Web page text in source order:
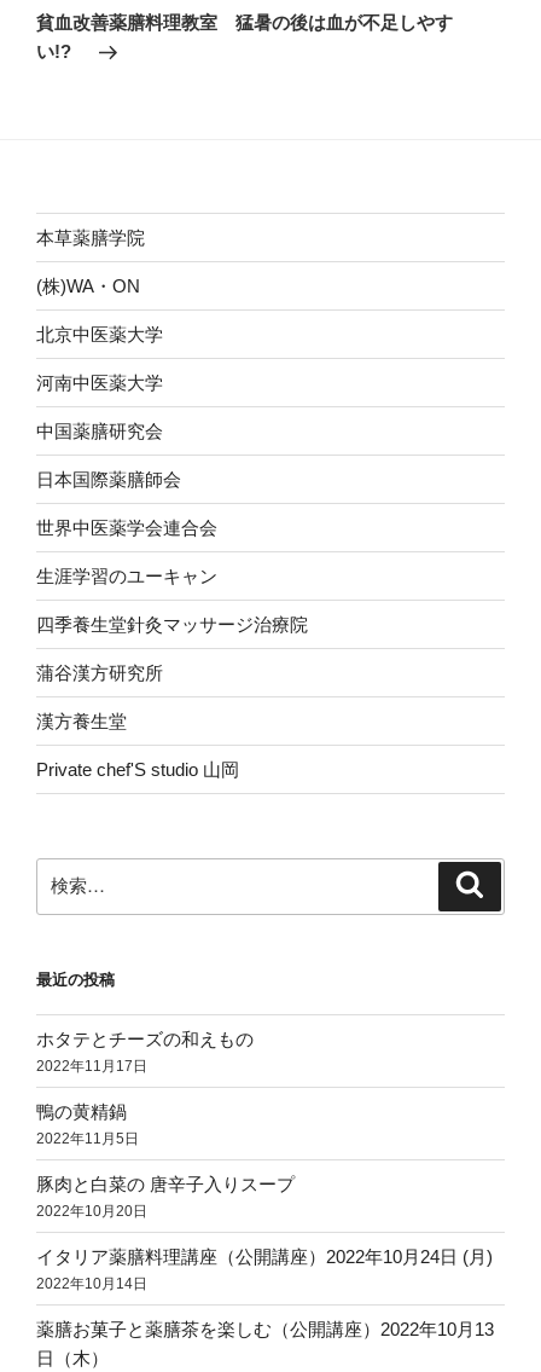
ゲ
ー
の
投
貧血改善薬膳料理教室 猛暑の後は血が不足しやす
い!?
本草薬膳学院
(株)WA・ON
北京中医薬大学
河南中医薬大学
中国薬膳研究会
日本国際薬膳師会
世界中医薬学会連合会
生涯学習のユーキャン
四季養生堂針灸マッサージ治療院
蒲谷漢方研究所
漢方養生堂
Private chef'S studio 山岡
索:
最近の投稿
ホタテとチーズの和えもの
2022年11月17日
鴨の黄精鍋
2022年11月5日
豚肉と白菜の 唐辛子入りスープ
2022年10月20日
イタリア薬膳料理講座（公開講座）2022年10月24日 (月)
2022年10月14日
薬膳お菓子と薬膳茶を楽しむ（公開講座）2022年10月13
日（木）